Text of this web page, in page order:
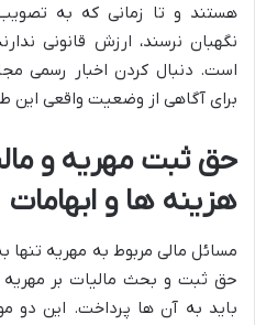
هستند و تا زمانی که به
است. دنبال کردن اخبار رسمی
برای آگاهی از وضعیت واقعی
حق ثبت مهریه و
هزینه ها و ابهامات
مسائل مالی مربوط به مهریه
حق ثبت و بحث مالیات بر
باید به آن ها پرداخت. این دو